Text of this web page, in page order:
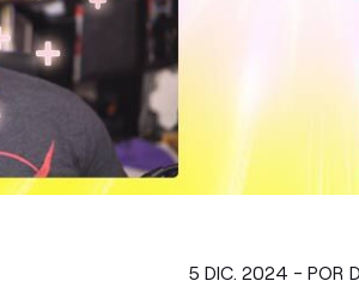
5 DIC. 2024 - POR